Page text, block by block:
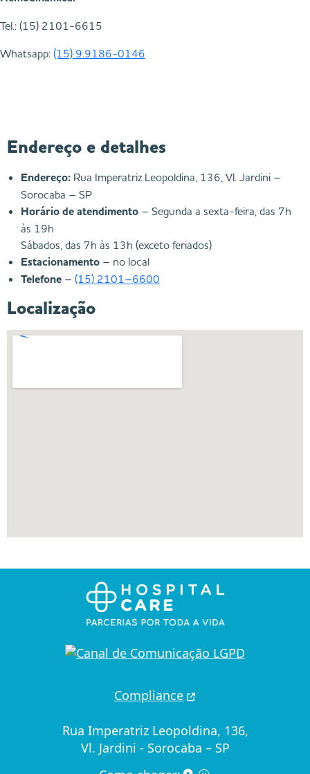
Tel.: (15) 2101-6615
Whatsapp: (15) 9.9186-0146
Endereço e detalhes
Endereço: Rua Imperatriz Leopoldina, 136, Vl. Jardini –
Sorocaba – SP
Horário de atendimento – Segunda a sexta-feira, das 7h
às 19h
Sábados, das 7h às 13h (exceto feriados)
Estacionamento – no local
Telefone – (15) 2101–6600
Localização
Compliance
Rua Imperatriz Leopoldina, 136,
Vl. Jardini - Sorocaba – SP